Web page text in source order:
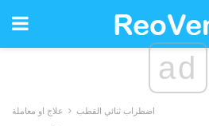
ad
اضطراب ثنائي القطب علاج او معاملة